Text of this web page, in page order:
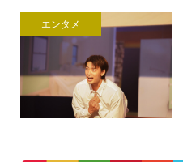
エンタメ